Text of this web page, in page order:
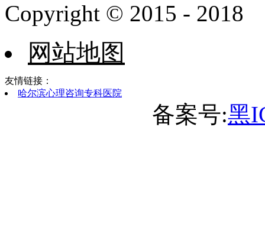
Copyright © 2015 - 2018
网站地图
友情链接：
哈尔滨心理咨询专科医院
备案号:黑